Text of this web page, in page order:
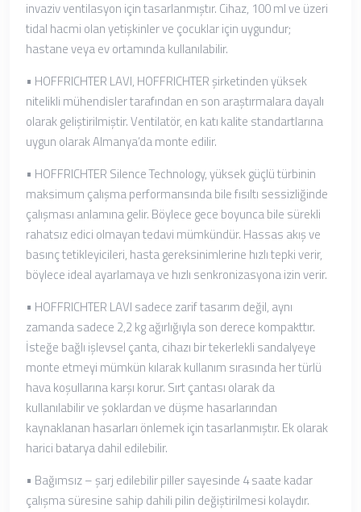
invaziv ventilasyon için tasarlanmıştır. Cihaz, 100 ml ve üzeri
tidal hacmi olan yetişkinler ve çocuklar için uygundur;
hastane veya ev ortamında kullanılabilir.
• HOFFRICHTER LAVI, HOFFRICHTER şirketinden yüksek
nitelikli mühendisler tarafından en son araştırmalara dayalı
olarak geliştirilmiştir. Ventilatör, en katı kalite standartlarına
uygun olarak Almanya’da monte edilir.
• HOFFRICHTER Silence Technology, yüksek güçlü türbinin
maksimum çalışma performansında bile fısıltı sessizliğinde
çalışması anlamına gelir. Böylece gece boyunca bile sürekli
rahatsız edici olmayan tedavi mümkündür. Hassas akış ve
basınç tetikleyicileri, hasta gereksinimlerine hızlı tepki verir,
böylece ideal ayarlamaya ve hızlı senkronizasyona izin verir.
• HOFFRICHTER LAVI sadece zarif tasarım değil, aynı
zamanda sadece 2,2 kg ağırlığıyla son derece kompakttır.
İsteğe bağlı işlevsel çanta, cihazı bir tekerlekli sandalyeye
monte etmeyi mümkün kılarak kullanım sırasında her türlü
hava koşullarına karşı korur. Sırt çantası olarak da
kullanılabilir ve şoklardan ve düşme hasarlarından
kaynaklanan hasarları önlemek için tasarlanmıştır. Ek olarak
harici batarya dahil edilebilir.
• Bağımsız – şarj edilebilir piller sayesinde 4 saate kadar
çalışma süresine sahip dahili pilin değiştirilmesi kolaydır.